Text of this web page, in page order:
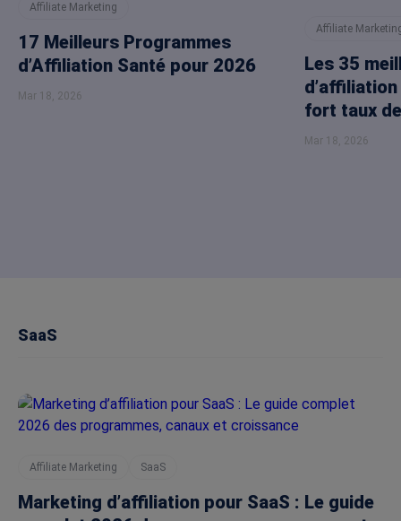
Affiliate Marketing
17 Meilleurs Programmes
d’Affiliation Santé pour 2026
Mar 18, 2026
Affiliate
Les 35
fort taux
Mar 18, 2026
SaaS
Affiliate Marketing SaaS
Marketing d’affiliation pour SaaS : Le guide